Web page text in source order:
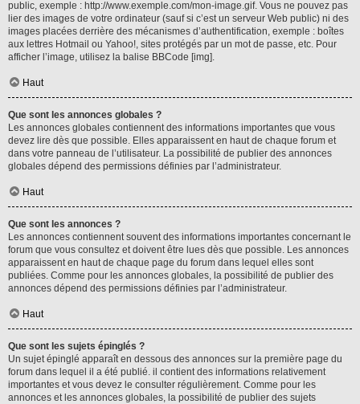
public, exemple : http://www.exemple.com/mon-image.gif. Vous ne pouvez pas
lier des images de votre ordinateur (sauf si c’est un serveur Web public) ni des
images placées derrière des mécanismes d’authentification, exemple : boîtes
aux lettres Hotmail ou Yahoo!, sites protégés par un mot de passe, etc. Pour
afficher l’image, utilisez la balise BBCode [img].
Haut
Que sont les annonces globales ?
Les annonces globales contiennent des informations importantes que vous
devez lire dès que possible. Elles apparaissent en haut de chaque forum et
dans votre panneau de l’utilisateur. La possibilité de publier des annonces
globales dépend des permissions définies par l’administrateur.
Haut
Que sont les annonces ?
Les annonces contiennent souvent des informations importantes concernant le
forum que vous consultez et doivent être lues dès que possible. Les annonces
apparaissent en haut de chaque page du forum dans lequel elles sont
publiées. Comme pour les annonces globales, la possibilité de publier des
annonces dépend des permissions définies par l’administrateur.
Haut
Que sont les sujets épinglés ?
Un sujet épinglé apparaît en dessous des annonces sur la première page du
forum dans lequel il a été publié. il contient des informations relativement
importantes et vous devez le consulter régulièrement. Comme pour les
annonces et les annonces globales, la possibilité de publier des sujets